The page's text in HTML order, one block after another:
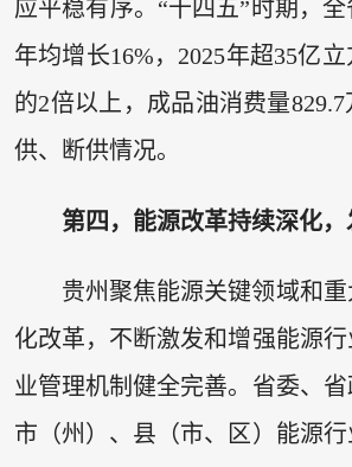
应平稳有序。“十四五”时期，
年均增长16%，2025年超35亿
的2倍以上，成品油消费量
供、断供情况。
第四，能源改革持续深化
贵州聚焦能源关键领域和
化改革，不断激发和增强能源
业管理机制健全完善。省委、省
市（州）、县（市、区）能源